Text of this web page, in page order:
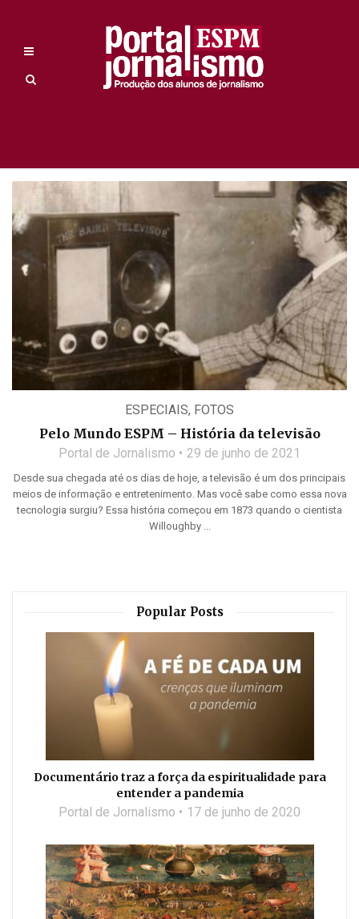
ESPECIAIS, FOTOS
Pelo Mundo ESPM – História da televisão
Portal de Jornalismo 29 de junho de 2021
Desde sua chegada até os dias de hoje, a televisão é um dos principais
meios de informação e entretenimento. Mas você sabe como essa nova
tecnologia surgiu? Essa história começou em 1873 quando o cientista
Willoughby ...
Popular Posts
Documentário traz a força da espiritualidade para
entender a pandemia
Portal de Jornalismo 17 de junho de 2020